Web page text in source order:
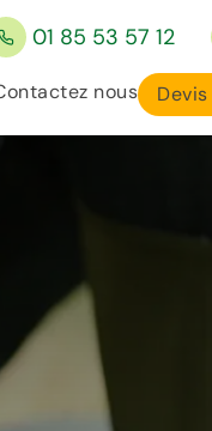
01 85 53 57 12
nous